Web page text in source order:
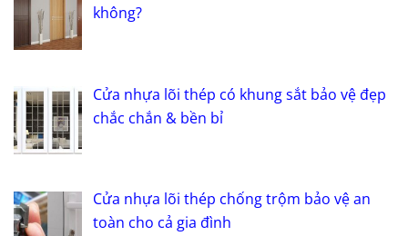
không?
Cửa nhựa lõi thép có khung sắt bảo vệ đẹp
chắc chắn & bền bỉ
Cửa nhựa lõi thép chống trộm bảo vệ an
toàn cho cả gia đình